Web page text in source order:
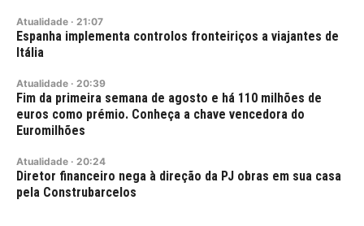
Atualidade · 21:07
Espanha implementa controlos fronteiriços a viajantes de
Itália
Atualidade · 20:39
Fim da primeira semana de agosto e há 110 milhões de
euros como prémio. Conheça a chave vencedora do
Euromilhões
Atualidade · 20:24
Diretor financeiro nega à direção da PJ obras em sua casa
pela Construbarcelos